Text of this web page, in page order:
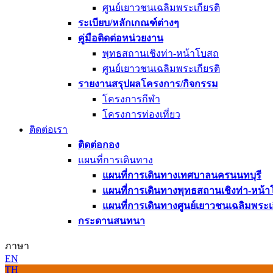
ศูนย์เยาวชนเฉลิมพระเกียรติ
ระเบียบ/หลักเกณฑ์ต่างๆ
คู่มือติดต่อหน่วยงาน
พุทธสถานเชิงท่า-หน้าโบสถ
ศูนย์เยาวชนเฉลิมพระเกียรติ
รายงานสรุปผลโครงการ/กิจกรรม
โครงการกีฬา
โครงการท่องเที่ยว
ติดต่อเรา
ติดต่อกอง
แผนที่การเดินทาง
แผนที่การเดินทางเทศบาลนครนนทบุรี
แผนที่การเดินทางพุทธสถานเชิงท่า-หน้า
แผนที่การเดินทางศูนย์เยาวชนเฉลิมพระ
กระดานสนทนา
ภาษา
EN
TH